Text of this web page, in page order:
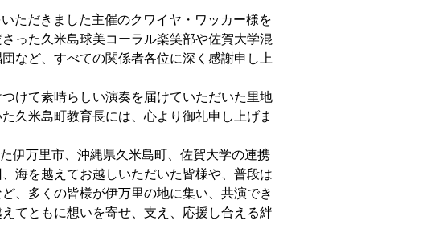
ただきました主催のクワイヤ・ワッカー様を
った久米島球美コーラル楽笑部や佐賀大学混
など、すべての関係者各位に深く感謝申し上
けて素晴らしい演奏を届けていただいた里地
久米島町教育長には、心より御礼申し上げま
伊万里市、沖縄県久米島町、 佐賀大学の連携
海を越えてお越しいただいた皆様や、普段は
、多くの皆様が伊万里の地に集い、共演でき
てともに想いを寄せ、支え、応援し合える絆